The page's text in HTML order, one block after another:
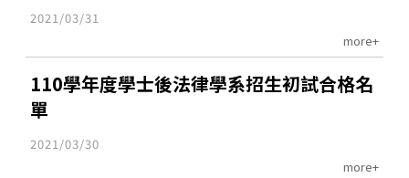
2021/03/31
more+
110學年度學士後法律學系招生初試合格名
單
2021/03/30
more+